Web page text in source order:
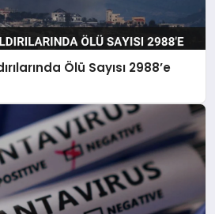
Ölü Sayısı 2988’e